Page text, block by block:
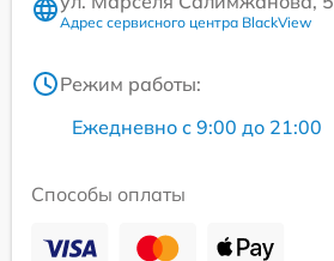
Адрес сервисного центра BlackView
Режим работы:
Ежедневно с 9:00 до 21:00
Способы оплаты